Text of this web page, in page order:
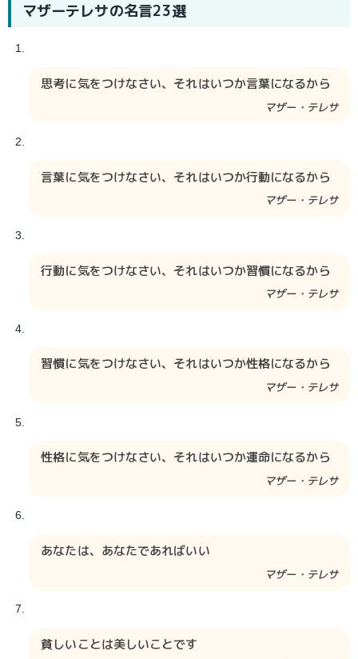
マザーテレサの名言23選
思考に気をつけなさい、それはいつか言葉になるから
マザー・テレサ
言葉に気をつけなさい、それはいつか行動になるから
マザー・テレサ
行動に気をつけなさい、それはいつか習慣になるから
マザー・テレサ
習慣に気をつけなさい、それはいつか性格になるから
マザー・テレサ
性格に気をつけなさい、それはいつか運命になるから
マザー・テレサ
あなたは、あなたであればいい
マザー・テレサ
貧しいことは美しいことです